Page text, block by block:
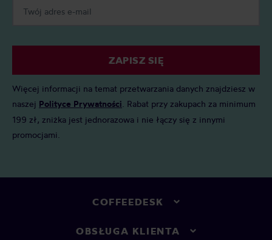
ZAPISZ SIĘ
Więcej informacji na temat przetwarzania danych znajdziesz w
naszej Polityce Prywatności . Rabat przy zakupach za minimum
199 zł, zniżka jest jednorazowa i nie łączy się z innymi
promocjami.
COFFEEDESK
OBSŁUGA KLIENTA